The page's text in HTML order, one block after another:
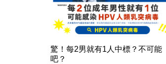
驚！每2男就有1人中標？不可能
吧？